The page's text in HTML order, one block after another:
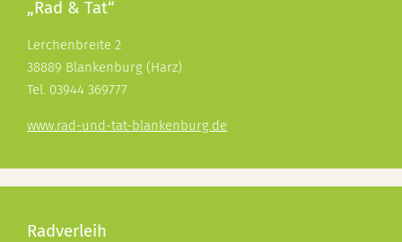
„Rad & Tat“
Lerchenbreite 2
38889 Blankenburg (Harz)
Tel. 03944 369777
www.rad-und-tat-blankenburg.de
Radverleih